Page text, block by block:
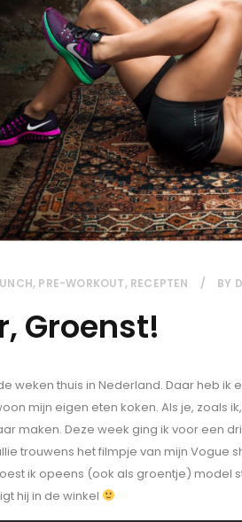
, PRE-WORKOUT, RECEPTEN BY
Groenst!
weken thuis in Nederland. Daar heb ik
mijn eigen eten koken. Als je, zoals
maken. Deze week ging ik voor een
trouwens het filmpje van mijn Vogue
ik opeens (ook als groentje) model
hij in de winkel